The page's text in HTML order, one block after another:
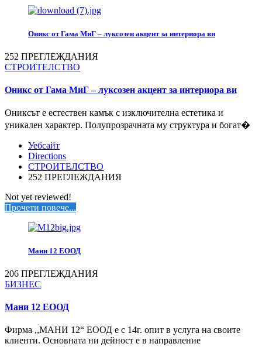
Оникс от Гама МиГ – луксозен акцент за интериора ви
252 ПРЕГЛЕЖДАНИЯ
СТРОИТЕЛСТВО
Оникс от Гама МиГ – луксозен акцент за интериора ви
Ониксът е естествен камък с изключителна естетика и
уникален характер. Полупрозрачната му структура и богат�
Уебсайт
Directions
СТРОИТЕЛСТВО
252 ПРЕГЛЕЖДАНИЯ
Not yet reviewed!
Прочети повече...
Мани 12 ЕООД
206 ПРЕГЛЕЖДАНИЯ
БИЗНЕС
Мани 12 ЕООД
Фирма ,,МАНИ 12“ ЕООД е с 14г. опит в услуга на своите
клиенти. Основната ни дейност е в направление